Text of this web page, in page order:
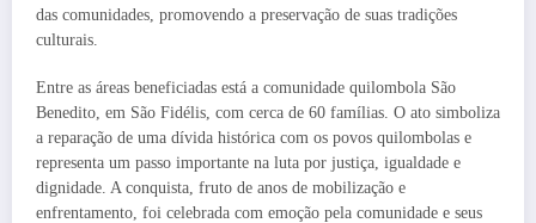
das comunidades, promovendo a preservação de suas tradições
culturais.
Entre as áreas beneficiadas está a comunidade quilombola São
Benedito, em São Fidélis, com cerca de 60 famílias. O ato simboliza
a reparação de uma dívida histórica com os povos quilombolas e
representa um passo importante na luta por justiça, igualdade e
dignidade. A conquista, fruto de anos de mobilização e
enfrentamento, foi celebrada com emoção pela comunidade e seus